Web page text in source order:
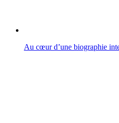
Au cœur d’une biographie